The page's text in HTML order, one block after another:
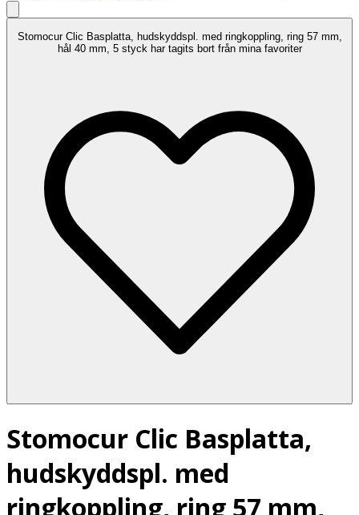
Stomocur Clic Basplatta, hudskyddspl. med ringkoppling, ring 57 mm,
hål 40 mm, 5 styck har tagits bort från mina favoriter
Stomocur Clic Basplatta,
hudskyddspl. med
ringkoppling, ring 57 mm,